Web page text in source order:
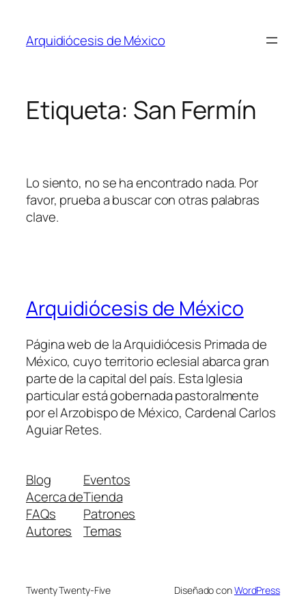
contenido
Arquidiócesis de México
Etiqueta: San Fermín
Lo siento, no se ha encontrado nada. Por
favor, prueba a buscar con otras palabras
clave.
Arquidiócesis de México
Página web de la Arquidiócesis Primada de
México, cuyo territorio eclesial abarca gran
parte de la capital del país. Esta Iglesia
particular está gobernada pastoralmente
por el Arzobispo de México, Cardenal Carlos
Aguiar Retes.
Blog
Acerca de
FAQs
Autores
Eventos
Tienda
Patrones
Temas
Twenty Twenty-Five Diseñado conWordPress